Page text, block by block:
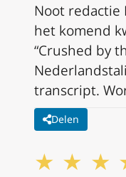
Noot redactie
het komend
“Crushed by
transcript.
Delen
★ ★ ★